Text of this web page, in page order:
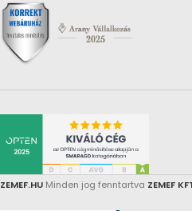
ZEMEF.HU Minden jog fenntartva ZEMEF